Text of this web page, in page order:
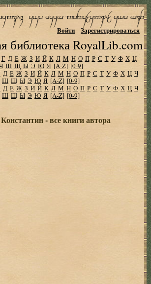
библиотека RoyalLib.com
Войти Зарегистрироваться
Г Д Е Ж З И Й К Л М Н О П Р С Т У Ф Х Ц
Ш Щ Ы Э Ю Я [A-Z] [0-9]
Д Е Ж З И Й К Л М Н О П Р С Т У Ф Х Ц Ч
Ш Щ Ы Э Ю Я [A-Z] [0-9]
Д Е Ж З И Й К Л М Н О П Р С Т У Ф Х Ц Ч
Ш Щ Ы Э Ю Я [A-Z] [0-9]
- все книги автора